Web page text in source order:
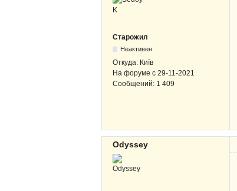
Старожил
Неактивен
Откуда: Київ
На форуме с 29-11-2021
Сообщений: 1 409
Odyssey